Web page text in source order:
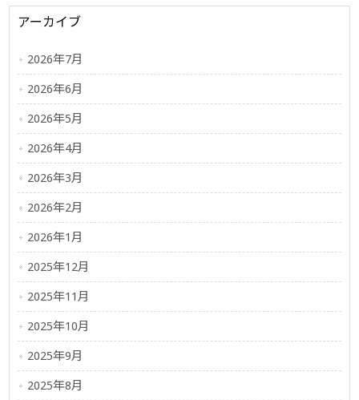
アーカイブ
2026年7月
2026年6月
2026年5月
2026年4月
2026年3月
2026年2月
2026年1月
2025年12月
2025年11月
2025年10月
2025年9月
2025年8月